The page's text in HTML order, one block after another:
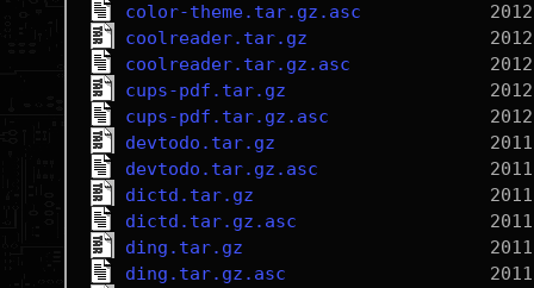
color-theme.tar.gz.asc
coolreader.tar.gz
coolreader.tar.gz.asc
cups-pdf.tar.gz
cups-pdf.tar.gz.asc
devtodo.tar.gz
devtodo.tar.gz.asc
dictd.tar.gz
dictd.tar.gz.asc
ding.tar.gz
ding.tar.gz.asc